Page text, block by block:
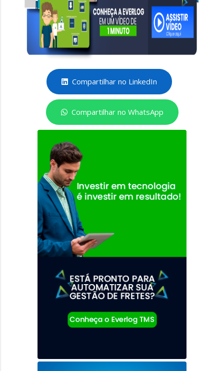
Compartilhar no LinkedIn
Compartilhar no WhatsApp